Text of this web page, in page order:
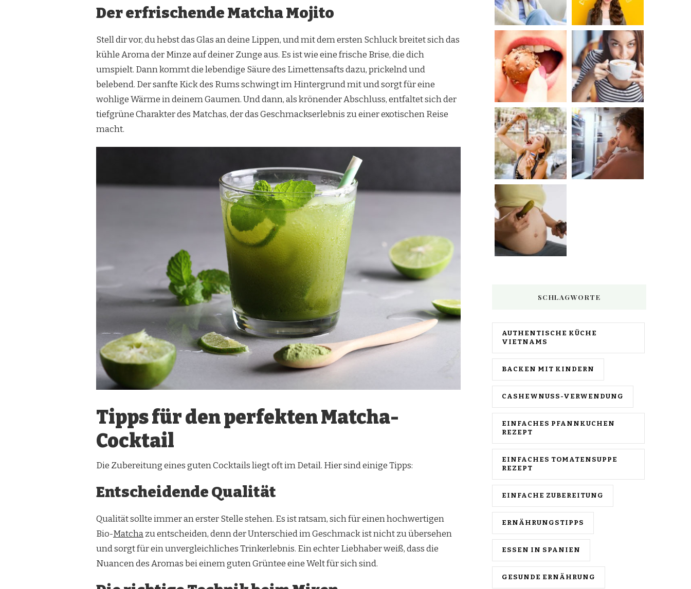
Der erfrischende Matcha Mojito
Stell dir vor, du hebst das Glas an deine Lippen, und mit dem ersten Schluck breitet sich das
kühle Aroma der Minze auf deiner Zunge aus. Es ist wie eine frische Brise, die dich
umspielt. Dann kommt die lebendige Säure des Limettensafts dazu, prickelnd und
belebend. Der sanfte Kick des Rums schwingt im Hintergrund mit und sorgt für eine
wohlige Wärme in deinem Gaumen. Und dann, als krönender Abschluss, entfaltet sich der
tiefgrüne Charakter des Matchas, der das Geschmackserlebnis zu einer exotischen Reise
macht.
Tipps für den perfekten Matcha-
Cocktail
Die Zubereitung eines guten Cocktails liegt oft im Detail. Hier sind einige Tipps:
Entscheidende Qualität
Qualität sollte immer an erster Stelle stehen. Es ist ratsam, sich für einen hochwertigen
Bio-Matchazu entscheiden, denn der Unterschied im Geschmack ist nicht zu übersehen
und sorgt für ein unvergleichliches Trinkerlebnis. Ein echter Liebhaber weiß, dass die
Nuancen des Aromas bei einem guten Grüntee eine Welt für sich sind.
SCHLAGWORTE
AUTHENTISCHE KÜCHE
VIETNAMS
BACKEN MIT KINDERN
CASHEWNUSS-VERWENDUNG
EINFACHES PFANNKUCHEN
REZEPT
EINFACHES TOMATENSUPPE
REZEPT
EINFACHE ZUBEREITUNG
ERNÄHRUNGSTIPPS
ESSEN IN SPANIEN
GESUNDE ERNÄHRUNG